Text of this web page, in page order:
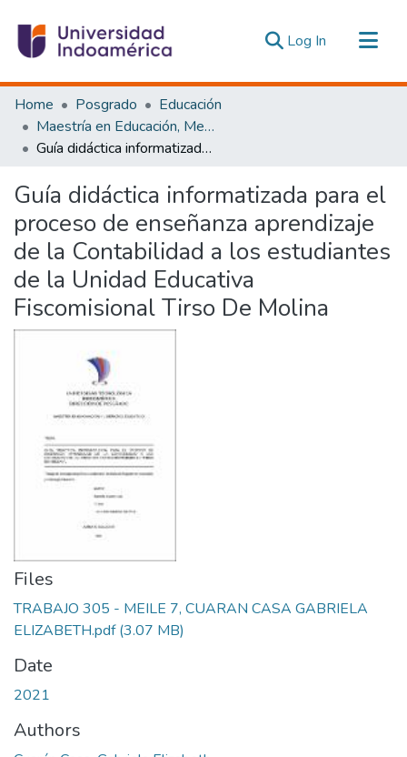
Log In (current)
Communities & Collections
All of DSpace
Statistics
Estadísticas Externas
Home Posgrado
Educación
Maestría en Educación, Mención Innovación y Liderazgo Educativo
Guía didáctica informatizada para el proceso de enseñanza aprendizaje de la Contabilidad a los estudiantes de la Unidad Educativa Fiscomisional Tirso De Molina
Guía didáctica informatizada para el
proceso de enseñanza aprendizaje
de la Contabilidad a los estudiantes
de la Unidad Educativa
Fiscomisional Tirso De Molina
Files
TRABAJO 305 - MEILE 7, CUARAN CASA GABRIELA
ELIZABETH.pdf(3.07 MB)
Date
2021
Authors